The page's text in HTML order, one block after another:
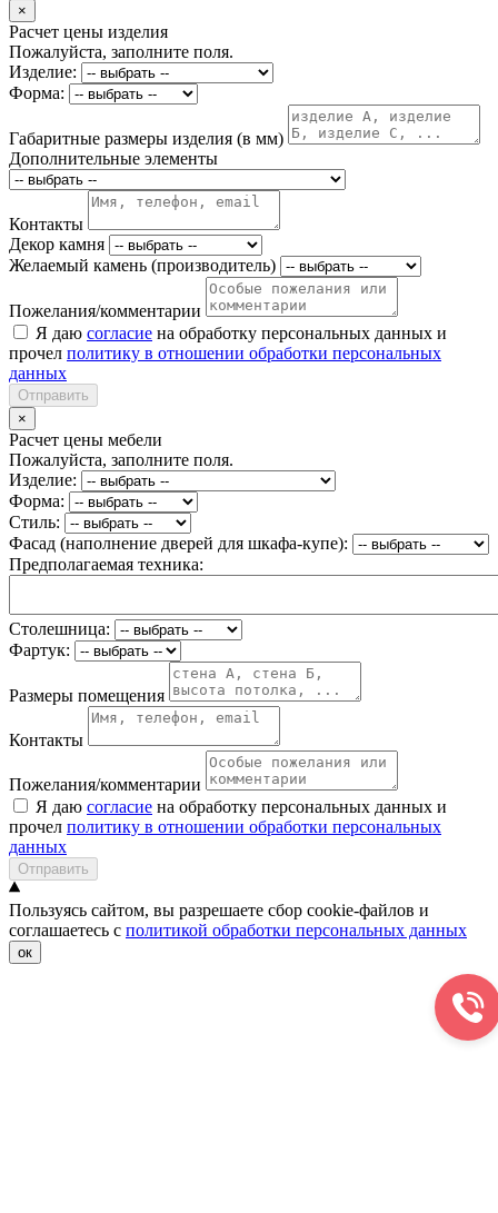
×
Расчет цены изделия
Пожалуйста, заполните поля.
Изделие:
Форма:
Габаритные размеры изделия (в мм)
Дополнительные элементы
Контакты
Декор камня
Желаемый камень (производитель)
Пожелания/комментарии
Я даю согласие на обработку персональных данных и
прочел политику в отношении обработки персональных
данных
Отправить
×
Расчет цены мебели
Пожалуйста, заполните поля.
Изделие:
Форма:
Стиль:
Фасад (наполнение дверей для шкафа-купе):
Предполагаемая техника:
Столешница:
Фартук:
Размеры помещения
Контакты
Пожелания/комментарии
Я даю согласие на обработку персональных данных и
прочел политику в отношении обработки персональных
данных
Отправить
Пользуясь сайтом, вы разрешаете сбор cookie-файлов и
соглашаетесь с политикой обработки персональных данных
ок